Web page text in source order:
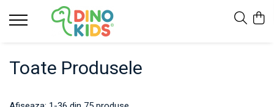
Suport clienti
Livrare
Livrare internationala
Toate Produsele